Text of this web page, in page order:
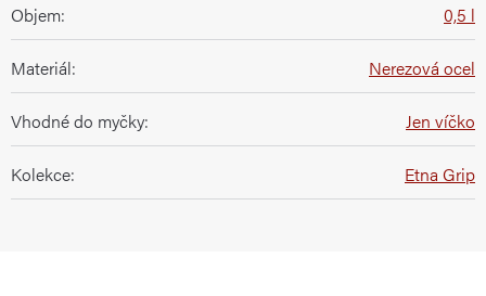
Objem: 0,5 l
Materiál: Nerezová ocel
Vhodné do myčky: Jen víčko
Kolekce: Etna Grip